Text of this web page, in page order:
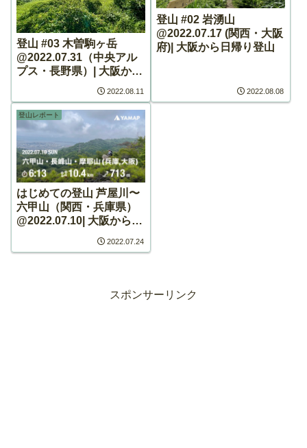
登山 #03 木曽駒ヶ岳
@2022.07.31（中央アル
プス・長野県）| 大阪から
2022.08.11
登山 #02 岩湧山
@2022.07.17 (関西・大阪
府)| 大阪から日帰り登山
2022.08.08
登山レポート
はじめての登山 芦屋川〜
六甲山（関西・兵庫県）
@2022.07.10| 大阪から日
2022.07.24
スポンサーリンク